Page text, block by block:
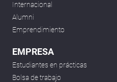
Internacional
Alumni
Emprendimiento
EMPRESA
Estudiantes en prácticas
Bolsa de trabajo